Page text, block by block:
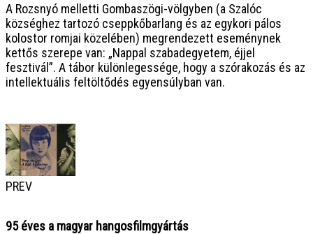
A Rozsnyó melletti Gombaszögi-völgyben (a Szalóc
községhez tartozó cseppkőbarlang és az egykori pálos
kolostor romjai közelében) megrendezett eseménynek
kettős szerepe van: „Nappal szabadegyetem, éjjel
fesztivál”. A tábor különlegessége, hogy a szórakozás és az
intellektuális feltöltődés egyensúlyban van.
PREV
95 éves a magyar hangosfilmgyártás